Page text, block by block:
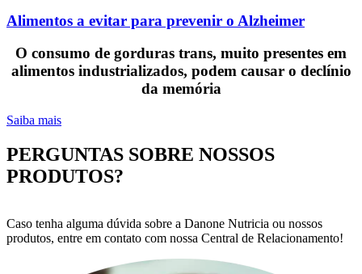
Alimentos a evitar para prevenir o Alzheimer
O consumo de gorduras trans, muito presentes em
alimentos industrializados, podem causar o declínio
da memória
Saiba mais
PERGUNTAS SOBRE NOSSOS
PRODUTOS?
Caso tenha alguma dúvida sobre a Danone Nutricia ou nossos
produtos, entre em contato com nossa Central de Relacionamento!